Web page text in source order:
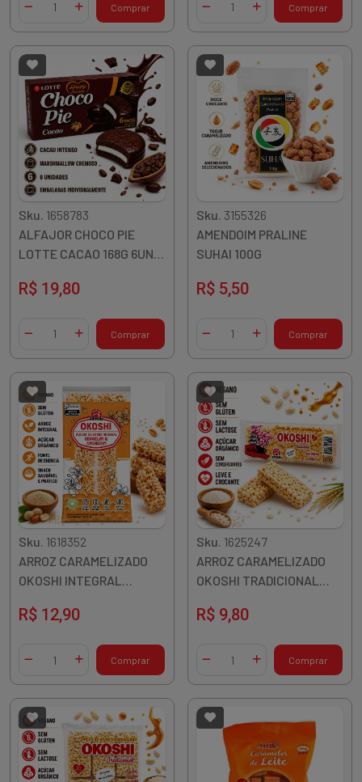
Diminuir QuantidadeAdicionar Quantidade
Comprar
Diminuir QuantidadeAdicionar Quantidade
Comprar
Sku. 1658783
ALFAJOR CHOCO PIE
LOTTE CACAO 168G 6UN
R$ 19,80
Diminuir QuantidadeAdicionar Quantidade
Comprar
Sku. 3155326
AMENDOIM PRALINE
SUHAI 100G
R$ 5,50
Diminuir QuantidadeAdicionar Quantidade
Comprar
Sku. 1618352
ARROZ CARAMELIZADO
OKOSHI INTEGRAL
120G
R$ 12,90
Diminuir QuantidadeAdicionar Quantidade
Comprar
Sku. 1625247
ARROZ CARAMELIZADO
OKOSHI TRADICIONAL
R$ 9,80
Diminuir QuantidadeAdicionar Quantidade
Comprar